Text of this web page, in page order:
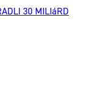
30 MILIáRD